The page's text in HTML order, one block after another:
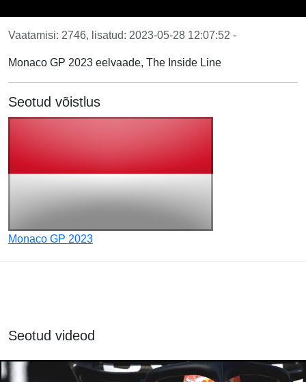
Vaatamisi: 2746, lisatud: 2023-05-28 12:07:52 -
Monaco GP 2023 eelvaade, The Inside Line
Seotud võistlus
Monaco GP 2023
Seotud videod